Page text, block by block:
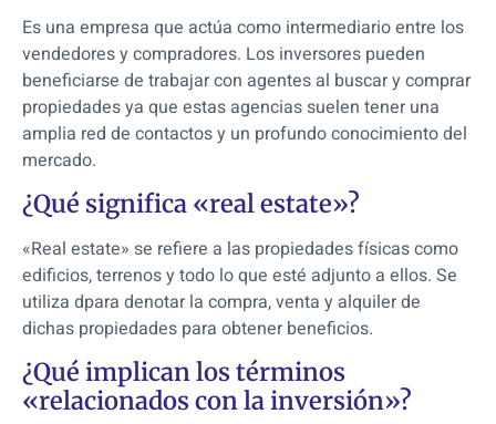
Es una empresa que actúa como intermediario entre los
vendedores y compradores. Los inversores pueden
beneficiarse de trabajar con agentes al buscar y comprar
propiedades ya que estas agencias suelen tener una
amplia red de contactos y un profundo conocimiento del
mercado.
¿Qué significa «real estate»?
«Real estate» se refiere a las propiedades físicas como
edificios, terrenos y todo lo que esté adjunto a ellos. Se
utiliza dpara denotar la compra, venta y alquiler de
dichas propiedades para obtener beneficios.
¿Qué implican los términos
«relacionados con la inversión»?